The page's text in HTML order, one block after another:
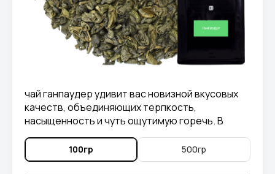
чай ганпаудер удивит вас новизной вкусовых
качеств, объединяющих терпкость,
насыщенность и чуть ощутимую горечь. В
аромате вы уловите легкие нотки дымка и
сухофруктов.
100гр 500гр